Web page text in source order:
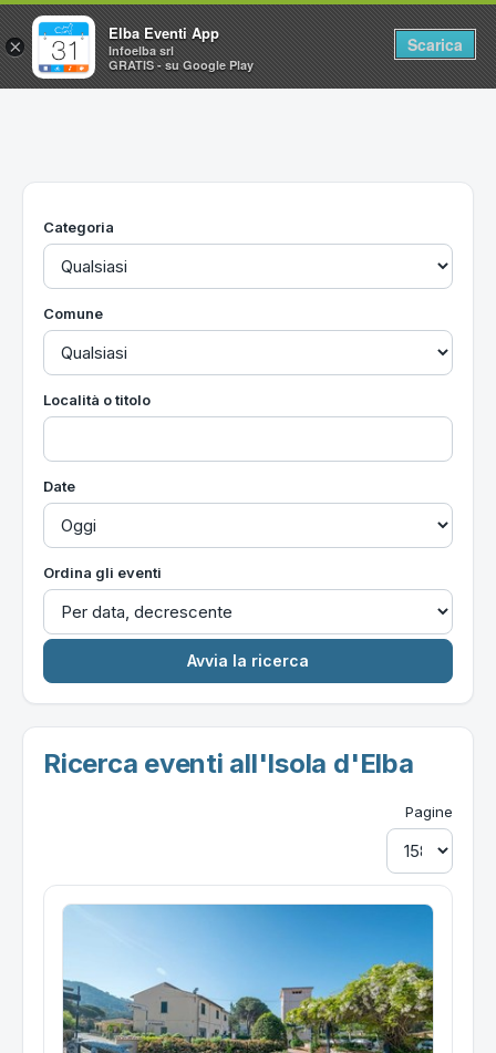
Home
Utilità
Categoria
Comune
Località o titolo
Date
Ordina gli eventi
Ricerca eventi all'Isola d'Elba
Pagine
×
Elba Eventi App
Infoelba srl
GRATIS - su Google Play
Scarica